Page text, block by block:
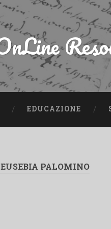
EDUCAZIONE
EUSEBIA PALOMINO